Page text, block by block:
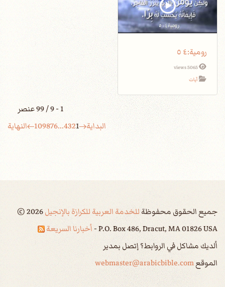
5065 views
آيات
1 - 9 / 99 عنصر
البداية
1
2
3
4
...
6
7
8
9
10 النهاية
جميع الحقوق محفوظةللخدمة العربية للكرازة بالإنجيل ©2026
P.O. Box 486, Dracut, MA 01826 USA - أخبارنا السريعة
ألديك مشاكل في الروابط؟ إتصل بمدير
الموقعwebmaster@arabicbible.com